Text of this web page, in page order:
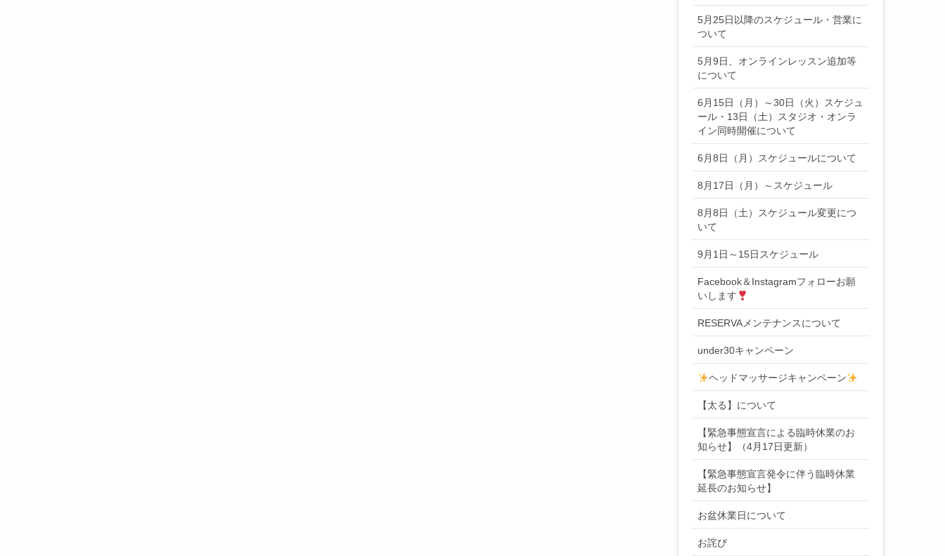
5月25日以降のスケジュール・営業に
ついて
5月9日、オンラインレッスン追加等
について
6月15日（月）～30日（火）スケジュ
ール・13日（土）スタジオ・オンラ
イン同時開催について
6月8日（月）スケジュールについて
8月17日（月）～スケジュール
8月8日（土）スケジュール変更につ
いて
9月1日～15日スケジュール
Facebook＆Instagramフォローお願
いします
RESERVAメンテナンスについて
under30キャンペーン
ヘッドマッサージキャンペーン
【太る】について
【緊急事態宣言による臨時休業のお
知らせ】（4月17日更新）
【緊急事態宣言発令に伴う臨時休業
延長のお知らせ】
お盆休業日について
お詫び